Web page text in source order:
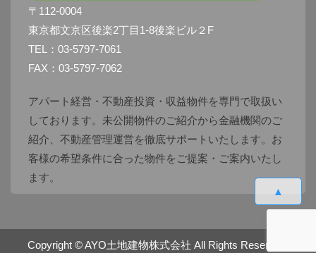
▲
〒112-0004
東京都文京区後楽2丁目1-8後楽ビル２F
TEL：03-5797-7061
FAX：03-5797-7062
アパート経営・不動産投資・収益物件を専門で取扱い
しております。未公開物件のご紹介から金融機関のご
紹介、不動産管理運営を徹底サポートいたします。お
客様の希望条件に合った物件をご提案・ご案内いたし
ます。
Copyright ©AYO土地建物株式会社 All Rights Reserved.